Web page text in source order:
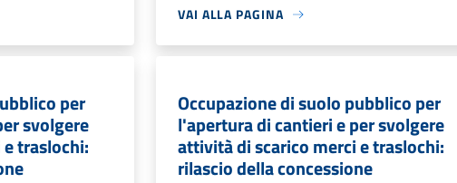
VAI ALLA PAGINA
per
svolgere
traslochi:
Occupazione di suolo pubblico per
l'apertura di cantieri e per svolgere
attività di scarico merci e traslochi:
rilascio della concessione